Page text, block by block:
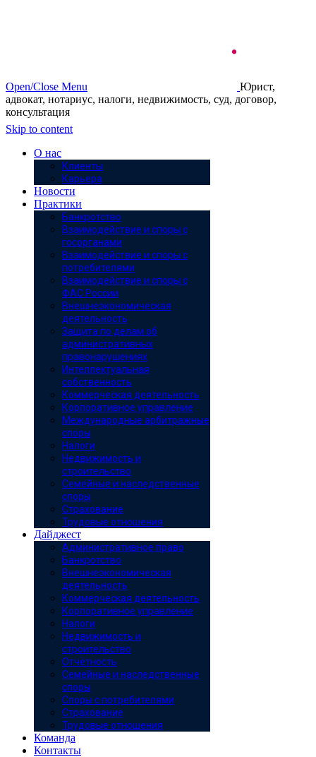
Open/Close Menu
Юрист,
адвокат, нотариус, налоги, недвижимость, суд, договор,
консультация
Skip to content
О нас
Клиенты
Карьера
Новости
Практики
Банкротство
Взаимодействие и споры с
госорганами
Взаимодействие и споры с
потребителями
Взаимодействие и споры с
ФАС России
Внешнеэкономическая
деятельность
Защита по делам об
административных
правонарушениях
Интеллектуальная
собственность
Коммерческая деятельность
Корпоративное управление
Международные арбитражные
споры
Налоги
Недвижимость и
строительство
Семейные и наследственные
споры
Страхование
Трудовые отношения
Дайджест
Административное право
Банкротство
Внешнеэкономическая
деятельность
Коммерческая деятельность
Корпоративное управление
Налоги
Недвижимость и
строительство
Отчётность
Семейные и наследственные
споры
Споры с потребителями
Страхование
Трудовые отношения
Команда
Контакты